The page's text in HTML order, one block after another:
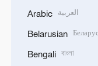
Arabic العربية
Belarusian
Bengali বাংলা